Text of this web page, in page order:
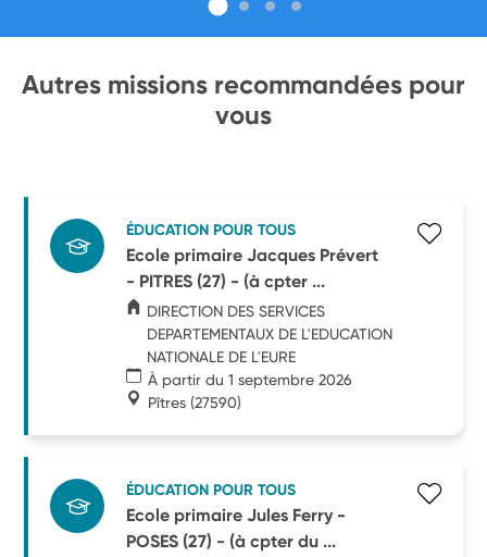
Autres missions recommandées pour
vous
ÉDUCATION POUR TOUS
Ecole primaire Jacques Prévert
- PITRES (27) - (à cpter ...
DIRECTION DES SERVICES
DEPARTEMENTAUX DE L'EDUCATION
NATIONALE DE L'EURE
À partir du 1 septembre 2026
Pîtres (27590)
ÉDUCATION POUR TOUS
Ecole primaire Jules Ferry -
POSES (27) - (à cpter du ...